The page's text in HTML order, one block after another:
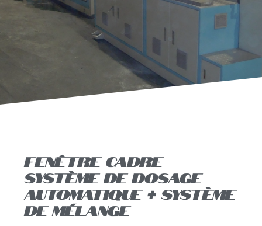
Fenêtre Cadre
système de dosage
automatique + Système
de mélange